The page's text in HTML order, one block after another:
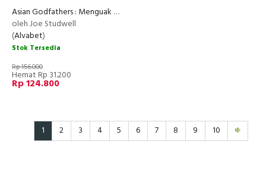
Asian Godfathers : Menguak Tabir Perselingkuhan Pengusaha dan Penguasa
oleh Joe Studwell
(Alvabet)
Stok Tersedia
Rp 156.000
Hemat Rp 31.200
Rp 124.800
1 2 3 4 5 6 7 8 9 10